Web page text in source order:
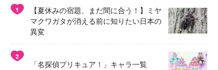
1
【夏休みの宿題、まだ間に合う！】ミヤ
マクワガタが消える前に知りたい日本の
異変
2
「名探偵プリキュア！」キャラ一覧